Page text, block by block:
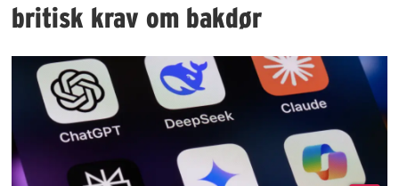
britisk krav om bakdør